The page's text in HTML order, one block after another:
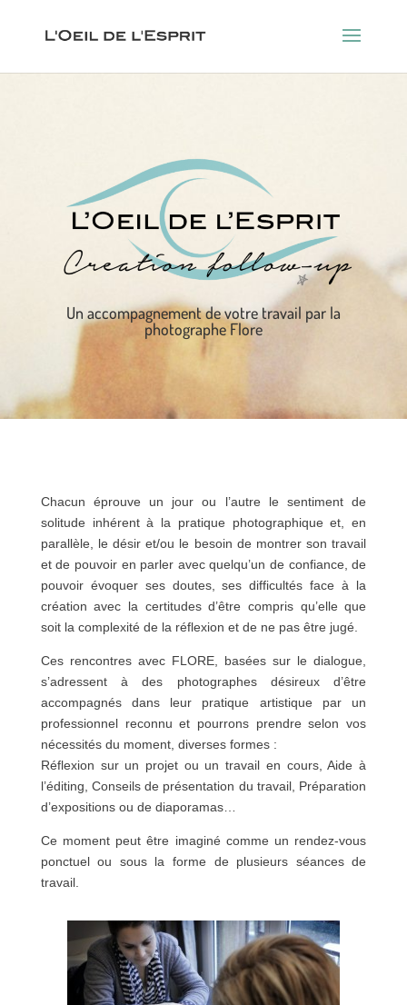
Un accompagnement de votre travail par la
photographe Flore
Chacun éprouve un jour ou l’autre le sentiment de
solitude inhérent à la pratique photographique et, en
parallèle, le désir et/ou le besoin de montrer son travail
et de pouvoir en parler avec quelqu’un de confiance, de
pouvoir évoquer ses doutes, ses difficultés face à la
création avec la certitudes d’être compris qu’elle que
soit la complexité de la réflexion et de ne pas être jugé.
Ces rencontres avec FLORE, basées sur le dialogue,
s’adressent à des photographes désireux d’être
accompagnés dans leur pratique artistique par un
professionnel reconnu et pourrons prendre selon vos
nécessités du moment, diverses formes :
Réflexion sur un projet ou un travail en cours, Aide à
l’éditing, Conseils de présentation du travail, Préparation
d’expositions ou de diaporamas…
Ce moment peut être imaginé comme un rendez-vous
ponctuel ou sous la forme de plusieurs séances de
travail.